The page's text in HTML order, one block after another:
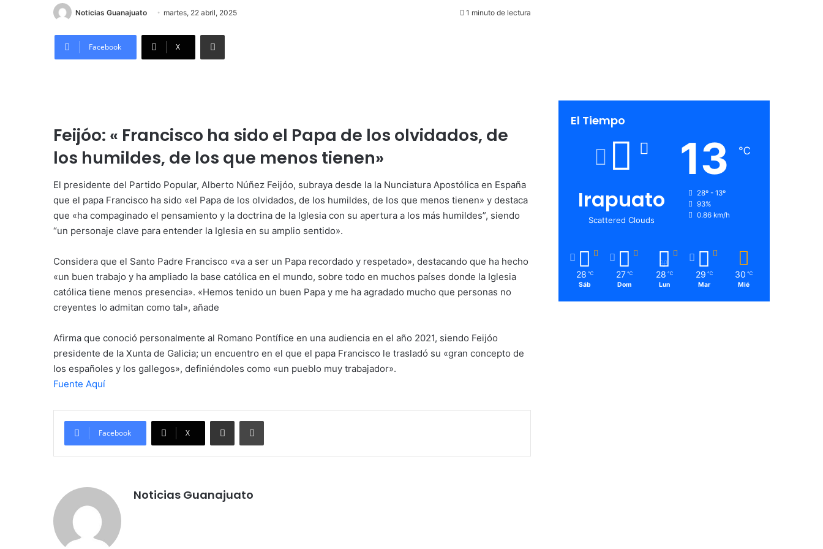
Noticias Guanajuato martes, 22 abril, 2025 1 minuto de lectura
Facebook X
Feijóo: « Francisco ha sido el Papa de los olvidados, de
los humildes, de los que menos tienen»
El presidente del Partido Popular, Alberto Núñez Feijóo, subraya desde la la Nunciatura Apostólica en España
que el papa Francisco ha sido «el Papa de los olvidados, de los humildes, de los que menos tienen» y destaca
que «ha compaginado el pensamiento y la doctrina de la Iglesia con su apertura a los más humildes”, siendo
“un personaje clave para entender la Iglesia en su amplio sentido».
Considera que el Santo Padre Francisco «va a ser un Papa recordado y respetado», destacando que ha hecho
«un buen trabajo y ha ampliado la base católica en el mundo, sobre todo en muchos países donde la Iglesia
católica tiene menos presencia». «Hemos tenido un buen Papa y me ha agradado mucho que personas no
creyentes lo admitan como tal», añade
Afirma que conoció personalmente al Romano Pontífice en una audiencia en el año 2021, siendo Feijóo
presidente de la Xunta de Galicia; un encuentro en el que el papa Francisco le trasladó su «gran concepto de
los españoles y los gallegos», definiéndoles como «un pueblo muy trabajador».
Fuente Aquí
Facebook X
Noticias Guanajuato
El Tiempo
Irapuato
Scattered Clouds
13 ℃
28º - 13º
93%
0.86 km/h
28 ℃
Sáb
27 ℃
Dom
28 ℃
Lun
29 ℃
Mar
30 ℃
Mié